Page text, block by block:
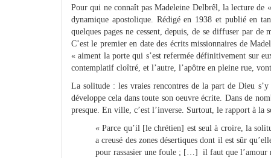
Pour qui ne connaît pas Madeleine Delbrêl, la lecture de
dynamique apostolique. Rédigé en 1938 et publié en
quelques pages ne cessent, depuis, de se diffuser par
C’est le premier en date des écrits missionnaires de
« aiment la porte qui s’est refermée définitivement sur
contemplatif cloîtré, et l’autre, l’apôtre en pleine rue,
La solitude : les vraies rencontres de la part de Dieu
développe cela dans toute son oeuvre écrite. Dans de
presque. En ville, c’est l’inverse. Surtout, le rapport à la
« Parce qu’il [le chrétien] est seul à croire, la
a creusé des zones désertiques dont il est sûr
pour rassasier une foule ; […] il faut que l’amour